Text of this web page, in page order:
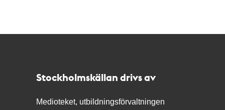
Stockholmskällan drivs av
Medioteket, utbildningsförvaltningen